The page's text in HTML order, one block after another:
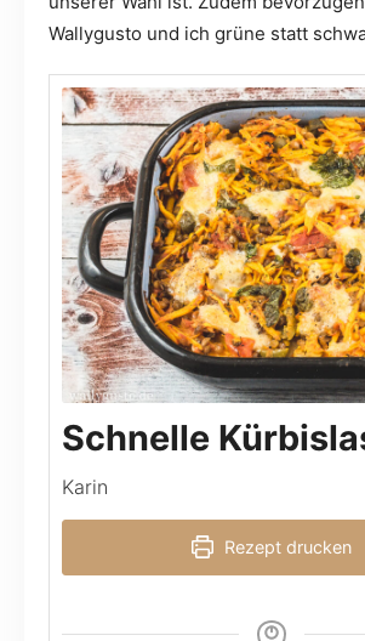
Wallygusto und ich grüne statt
Schnelle
Karin
Rezept drucken